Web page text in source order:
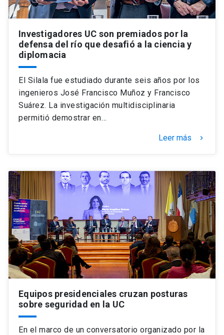
Investigadores UC son premiados por la
defensa del río que desafió a la ciencia y
diplomacia
El Silala fue estudiado durante seis años por los
ingenieros José Francisco Muñoz y Francisco
Suárez. La investigación multidisciplinaria
permitió demostrar en…
Leer más keyboard_arrow_right
Equipos presidenciales cruzan posturas
sobre seguridad en la UC
En el marco de un conversatorio organizado por la